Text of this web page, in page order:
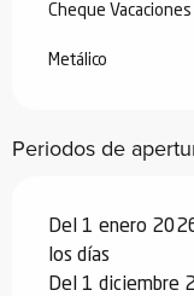
Cheque Vacaciones
Metálico
Periodos de
Del 1 enero
los días
Del 1 diciembre